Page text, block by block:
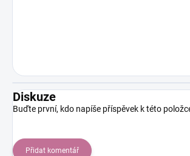
Diskuze
Buďte první, kdo napíše příspěvek k této
Přidat komentář